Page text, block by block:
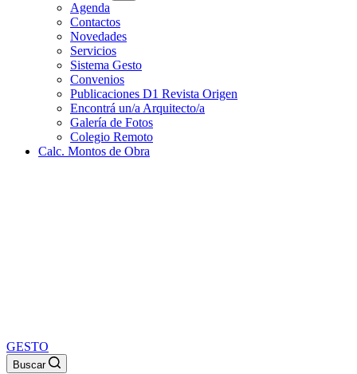
Agenda
Contactos
Novedades
Servicios
Sistema Gesto
Convenios
Publicaciones D1 Revista Origen
Encontrá un/a Arquitecto/a
Galería de Fotos
Colegio Remoto
Calc. Montos de Obra
GESTO
Buscar